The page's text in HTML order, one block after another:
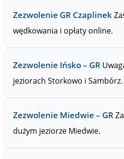
Zezwolenie GR Czaplinek
wędkowania i opłaty online.
Zezwolenie Ińsko – GR
jeziorach Storkowo i Sambórz.
Zezwolenie Miedwie – GR
dużym jeziorze Miedwie.